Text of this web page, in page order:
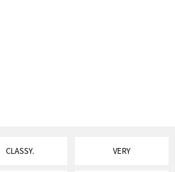
CLASSY. VERY